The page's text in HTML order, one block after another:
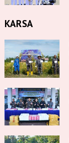
KARSA